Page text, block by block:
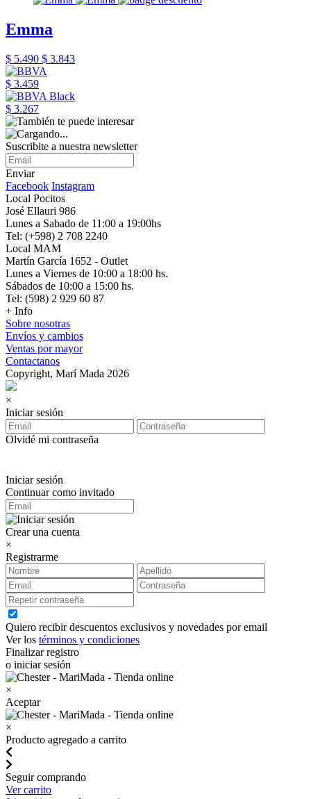
Emma
$ 5.490 $ 3.843
$ 3.459
$ 3.267
Suscribite a nuestra newsletter
Enviar
Facebook Instagram
Local Pocitos
José Ellauri 986
Lunes a Sabado de 11:00 a 19:00hs
Tel: (+598) 2 708 2240
Local MAM
Martín García 1652 - Outlet
Lunes a Viernes de 10:00 a 18:00 hs.
Sábados de 10:00 a 15:00 hs.
Tel: (598) 2 929 60 87
+ Info
Sobre nosotras
Envíos y cambios
Ventas por mayor
Contactanos
Copyright, Marí Mada 2026
×
Iniciar sesión
Olvidé mi contraseña
Iniciar sesión
Continuar como invitado
Crear una cuenta
×
Registrarme
Quiero recibir descuentos exclusivos y novedades por email
Ver los términos y condiciones
Finalizar registro
o iniciar sesión
×
Aceptar
×
Producto agregado a carrito
Seguir comprando
Ver carrito